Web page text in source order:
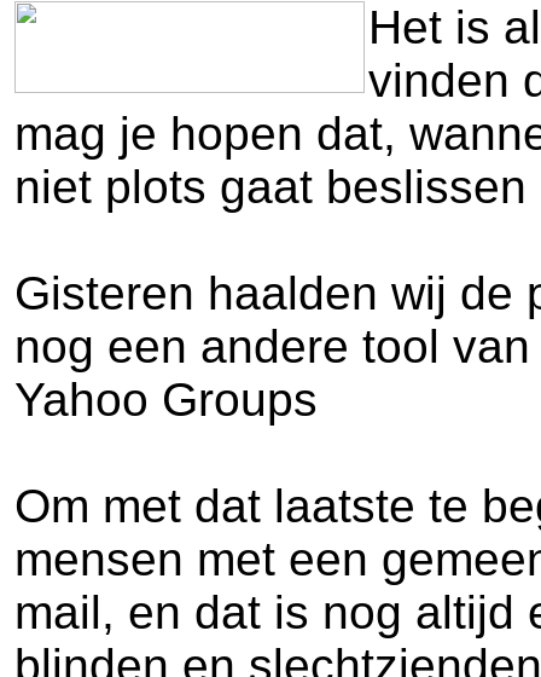
Het is
vinden
mag je hopen dat,
niet plots gaat
Gisteren haalden wij de
nog een andere tool
Yahoo Groups
Om met dat laatste te
mensen met een
mail, en dat is nog altijd
blinden en